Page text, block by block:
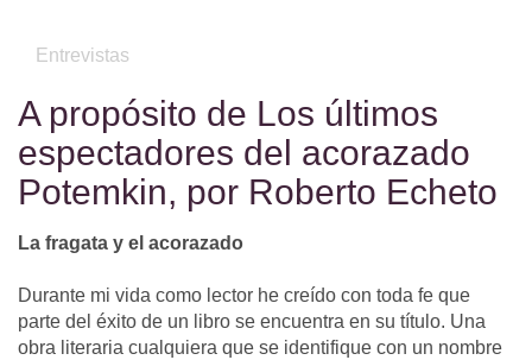
Entrevistas
A propósito de Los últimos
espectadores del acorazado
Potemkin, por Roberto Echeto
La fragata y el acorazado
Durante mi vida como lector he creído con toda fe que
parte del éxito de un libro se encuentra en su título. Una
obra literaria cualquiera que se identifique con un nombre